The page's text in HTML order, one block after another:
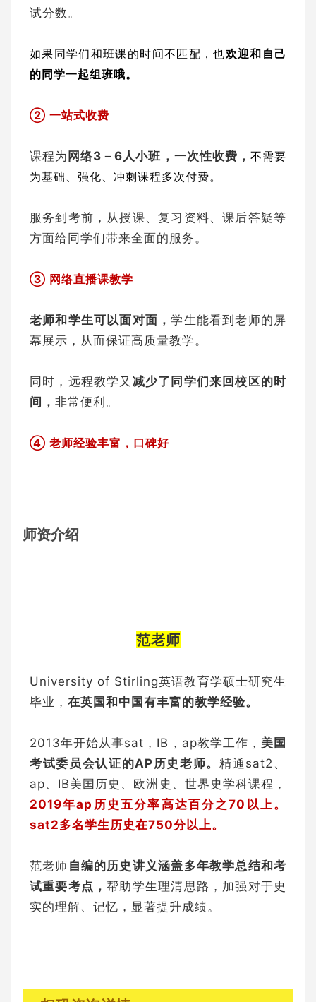
试分数。
如果同学们和班课的时间不匹配，也欢迎和自己
的同学一起组班哦。
② 一站式收费
课程为 网络3－6人小班，一次性收费， 不需要
为基础、强化、冲刺课程多次付费。
服务到考前，从授课、复习资料、课后答疑等
方面给同学们带来全面的服务。
③ 网络直播课教学
老师和学生可以面对面，学生能看到老师的屏
幕展示，从而保证高质量教学。
同时，远程教学又 减少了同学们来回校区的时
间， 非常便利。
④ 老师经验丰富，口碑好
师资介绍
范老师
University of Stirling英语教育学硕士研究生
毕业， 在英国和中国有丰富的教学经验。
2013年开始从事sat，IB，ap教学工作， 美国
考试委员会认证的AP历史老师。精通sat2、
ap、IB美国历史、欧洲史、世界史学科课程，
2019年ap历史五分率高达百分之70以上。
sat2多名学生历史在750分以上。
范老师 自编的历史讲义涵盖多年教学总结和考
试重要考点，帮助学生理清思路，加强对于史
实的理解、记忆，显著提升成绩。